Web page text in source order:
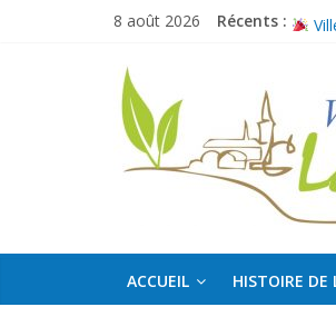
8 août 2026 Récents : Merci
La
Roë
Sortir…
ACCUEIL HISTOIRE DE